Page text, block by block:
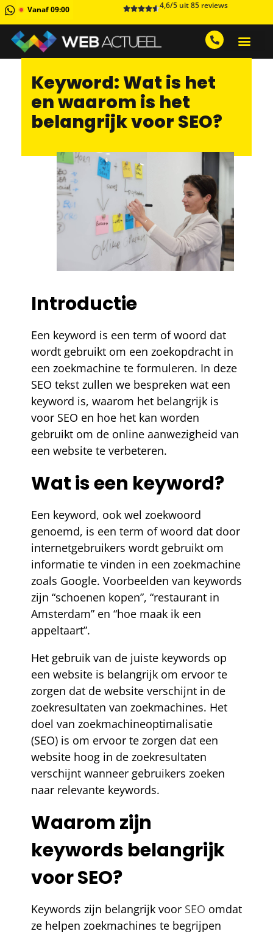
Vanaf 09:00 4,6/5 uit 85 reviews
Keyword: Wat is het
en waarom is het
belangrijk voor SEO?
Introductie
Een keyword is een term of woord dat
wordt gebruikt om een zoekopdracht in
een zoekmachine te formuleren. In deze
SEO tekst zullen we bespreken wat een
keyword is, waarom het belangrijk is
voor SEO en hoe het kan worden
gebruikt om de online aanwezigheid van
een website te verbeteren.
Wat is een keyword?
Een keyword, ook wel zoekwoord
genoemd, is een term of woord dat door
internetgebruikers wordt gebruikt om
informatie te vinden in een zoekmachine
zoals Google. Voorbeelden van keywords
zijn “schoenen kopen”, “restaurant in
Amsterdam” en “hoe maak ik een
appeltaart”.
Het gebruik van de juiste keywords op
een website is belangrijk om ervoor te
zorgen dat de website verschijnt in de
zoekresultaten van zoekmachines. Het
doel van zoekmachineoptimalisatie
(SEO) is om ervoor te zorgen dat een
website hoog in de zoekresultaten
verschijnt wanneer gebruikers zoeken
naar relevante keywords.
Waarom zijn
keywords belangrijk
voor SEO?
Keywords zijn belangrijk voor SEO omdat
ze helpen zoekmachines te begrijpen